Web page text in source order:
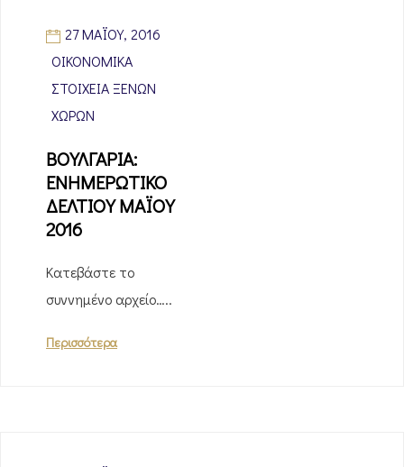
27 ΜΑΪ́ΟΥ, 2016
ΟΙΚΟΝΟΜΙΚΆ
ΣΤΟΙΧΕΊΑ ΞΈΝΩΝ
ΧΩΡΏΝ
ΒΟΥΛΓΑΡΙΑ:
ΕΝΗΜΕΡΩΤΙΚΟ
ΔΕΛΤΙΟΥ ΜΑΪΟΥ
2016
Κατεβάστε το
συννημένο αρχείο…..
Περισσότερα